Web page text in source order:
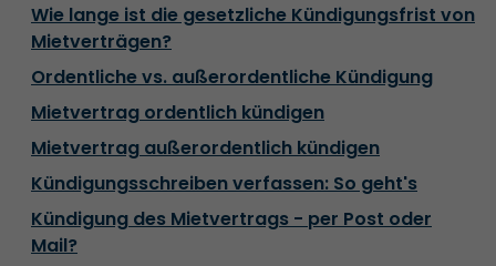
Wie lange ist die gesetzliche Kündigungsfrist von
Mietverträgen?
Ordentliche vs. außerordentliche Kündigung
Mietvertrag ordentlich kündigen
Mietvertrag außerordentlich kündigen
Kündigungsschreiben verfassen: So geht's
Kündigung des Mietvertrags - per Post oder
Mail?